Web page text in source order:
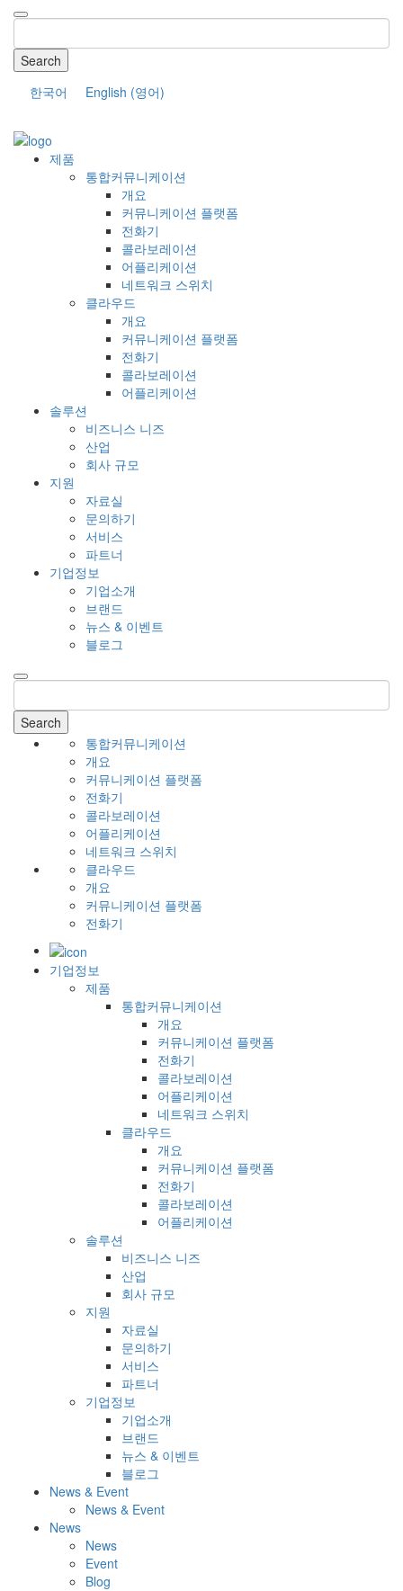
Search
한국어
English (영어)
제품
통합커뮤니케이션
개요
커뮤니케이션 플랫폼
전화기
콜라보레이션
어플리케이션
네트워크 스위치
클라우드
개요
커뮤니케이션 플랫폼
전화기
콜라보레이션
어플리케이션
솔루션
비즈니스 니즈
산업
회사 규모
지원
자료실
문의하기
서비스
파트너
기업정보
기업소개
브랜드
뉴스 & 이벤트
블로그
Search
통합커뮤니케이션
개요
커뮤니케이션 플랫폼
전화기
콜라보레이션
어플리케이션
네트워크 스위치
클라우드
개요
커뮤니케이션 플랫폼
전화기
기업정보
제품
통합커뮤니케이션
개요
커뮤니케이션 플랫폼
전화기
콜라보레이션
어플리케이션
네트워크 스위치
클라우드
개요
커뮤니케이션 플랫폼
전화기
콜라보레이션
어플리케이션
솔루션
비즈니스 니즈
산업
회사 규모
지원
자료실
문의하기
서비스
파트너
기업정보
기업소개
브랜드
뉴스 & 이벤트
블로그
News & Event
News & Event
News
News
Event
Blog